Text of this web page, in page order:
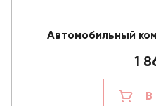
Автомобильный
1
В